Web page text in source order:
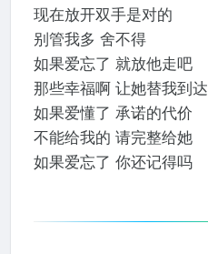
现在放开双手是对的
别管我多 舍不得
如果爱忘了 就放他走吧
那些幸福啊 让她替我到达
如果爱懂了 承诺的代价
不能给我的 请完整给她
如果爱忘了 你还记得吗